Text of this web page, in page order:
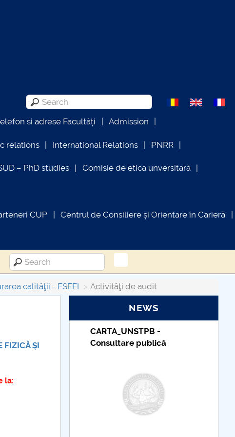
si adrese Facultăți Admission
relations International Relations PNRR
– PhD studies Comisie de etica unversitară
CUP Centrul de Consiliere și Orientare în Carieră
calităţii - FSEFI Activităţi de audit
FIZICĂ ŞI
la:
NEWS
-
Taxe de școlarizare
indexate – Centrul